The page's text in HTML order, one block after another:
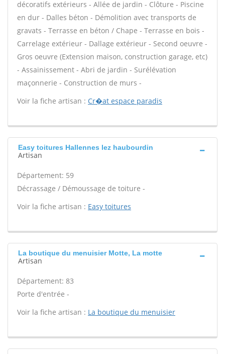
décoratifs extérieurs - Allée de jardin - Clôture - Piscine
en dur - Dalles béton - Démolition avec transports de
gravats - Terrasse en béton / Chape - Terrasse en bois -
Carrelage extérieur - Dallage extérieur - Second oeuvre -
Gros oeuvre (Extension maison, construction garage, etc)
- Assainissement - Abri de jardin - Surélévation
maçonnerie - Construction de murs -
Voir la fiche artisan : Cr�at espace paradis
Easy toitures Hallennes lez haubourdin
Artisan
Département: 59
Décrassage / Démoussage de toiture -
Voir la fiche artisan : Easy toitures
La boutique du menuisier Motte, La motte
Artisan
Département: 83
Porte d'entrée -
Voir la fiche artisan : La boutique du menuisier